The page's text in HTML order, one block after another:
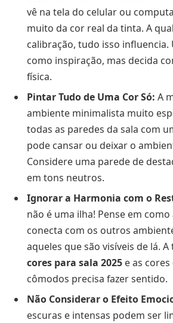
vê na tela do celular ou
muito da cor real da tinta. A
calibração, tudo isso influencia.
como inspiração, mas decida
física.
Pintar Tudo de Uma Cor Só: A
ambiente minimalista muito
todas as paredes da sala com
pode cansar ou deixar o
Considere uma parede de
em tons neutros.
Ignorar a Harmonia com o
não é uma ilha! Pense em como
conecta com os outros
aqueles que são visíveis de lá.
cores para sala 2025 e as
cômodos precisa fazer sentido.
Não Considerar o Efeito
escuras e intensas podem ser